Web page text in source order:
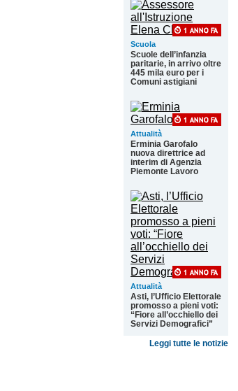
Scuola
Scuole dell’infanzia
paritarie, in arrivo oltre
445 mila euro per i
Comuni astigiani
Attualità
Erminia Garofalo
nuova direttrice ad
interim di Agenzia
Piemonte Lavoro
Attualità
Asti, l’Ufficio Elettorale
promosso a pieni voti:
“Fiore all’occhiello dei
Servizi Demografici”
Leggi tutte le notizie